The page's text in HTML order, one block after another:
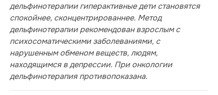
дельфинотерапии гиперактивные дети становятся
спокойнее, сконцентрированнее. Метод
дельфинотерапии рекомендован взрослым с
психосоматическими заболеваниями, с
нарушенным обменом веществ, людям,
находящимся в депрессии. При онкологии
дельфинотерапия противопоказана.